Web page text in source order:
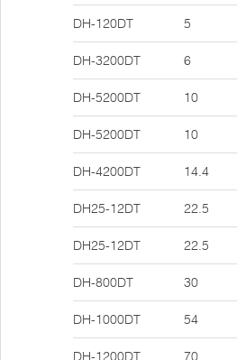
DH-120DT 5
DH-3200DT 6
DH-5200DT 10
DH-5200DT 10
DH-4200DT 14.4
DH25-12DT 22.5
DH25-12DT 22.5
DH-800DT 30
DH-1000DT 54
DH-1200DT 70